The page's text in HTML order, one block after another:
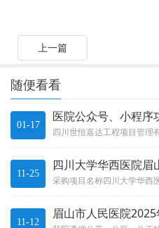
上一篇
随便看看
01-17
医院公众号、小程序
11-25
11-12